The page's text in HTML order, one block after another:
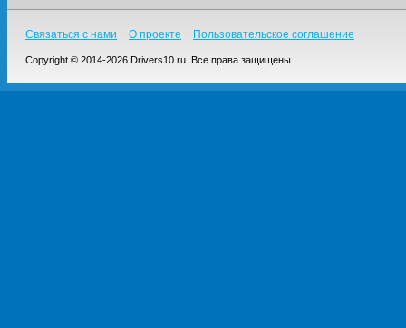
Связаться с нами О проекте Пользовательское соглашение
Copyright © 2014-2026 Drivers10.ru. Все права защищены.